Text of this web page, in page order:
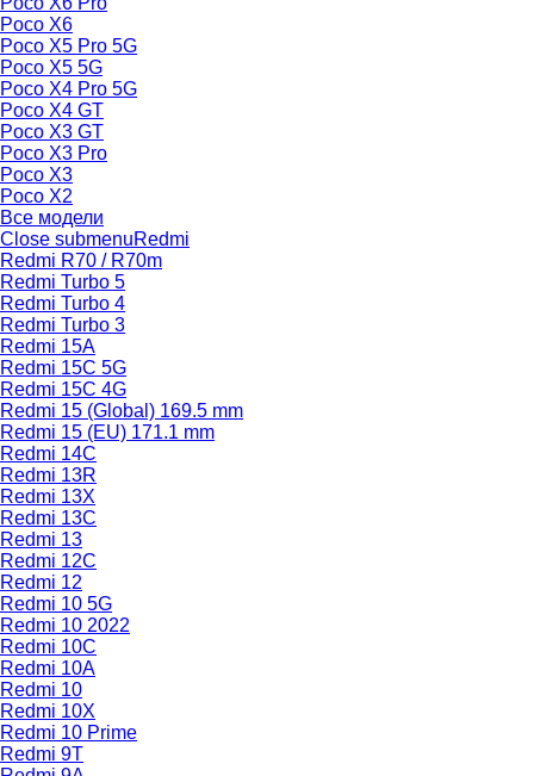
Poco X6
Poco X5 Pro 5G
Poco X5 5G
Poco X4 Pro 5G
Poco X4 GT
Poco X3 GT
Poco X3 Pro
Poco X3
Poco X2
Все модели
Close submenuRedmi
Redmi R70 / R70m
Redmi Turbo 5
Redmi Turbo 4
Redmi Turbo 3
Redmi 15A
Redmi 15C 5G
Redmi 15C 4G
Redmi 15 (Global) 169.5 mm
Redmi 15 (EU) 171.1 mm
Redmi 14C
Redmi 13R
Redmi 13X
Redmi 13C
Redmi 13
Redmi 12C
Redmi 12
Redmi 10 5G
Redmi 10 2022
Redmi 10C
Redmi 10A
Redmi 10
Redmi 10X
Redmi 10 Prime
Redmi 9T